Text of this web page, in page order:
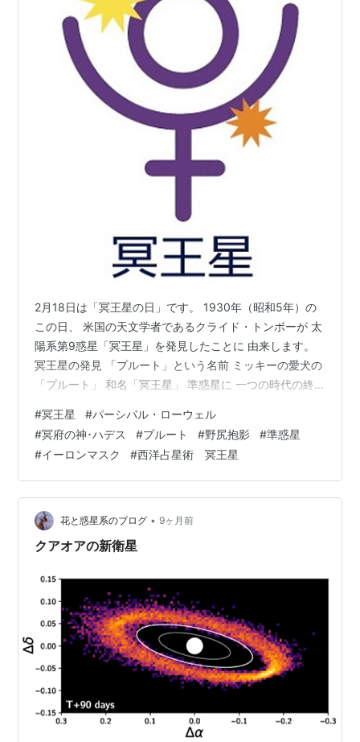
2月18日は「冥王星の日」です。 1930年（昭和5年）の
この日、 米国の天文学者であるクライド・トンボーが 太
陽系第9惑星「冥王星」を発見したことに 由来します。
冥王星の発見 「プルート」という名前 ミッキーの愛犬の
「プルート」 和名「冥王星」 準惑星に 一つの時代の終
1930(昭和5)年2月18日、 当時24歳の若き天文学者クラ
イド・トンボーが 米ローウェル天文台で撮影された写真
から、 「冥王星」（めいおうせい）を発見しました。
「冥王星」（めいおうせい）は、 姿こそは発見されてい
ませんでしたが、 何か天体がある事は予想されていまし
た。 …
#冥王星 #パーシバル・ローウェル
#冥府の神･ハデス #プルート #野尻抱影 #準惑星
#イーロンマスク #西洋占星術 冥王星
花と惑星系のブログ • 9ヶ月前
クアオアの新衛星